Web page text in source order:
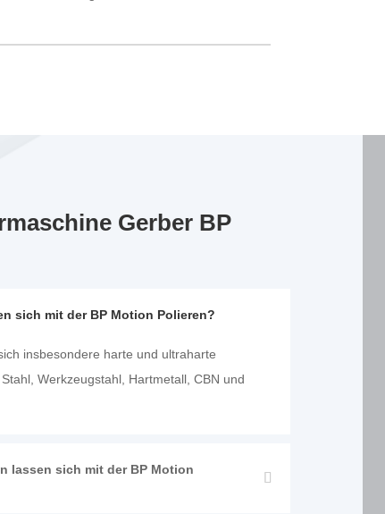
Gerber BP
sich mit der BP Motion Polieren?
insbesondere harte und ultraharte
Werkzeugstahl, Hartmetall, CBN und
lassen sich mit der BP Motion